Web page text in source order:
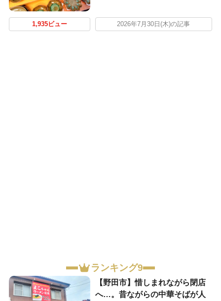
1,935ビュー 2026年7月30日(木)の記事
ランキング9
【野田市】惜しまれながら閉店
へ…。昔ながらの中華そばが人